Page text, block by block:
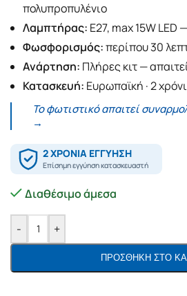
πολυπροπυλένιο
Λαμπτήρας: E27, max 15W LED
Φωσφορισμός:περίπου 30
Ανάρτηση: Πλήρες κιτ —
Κατασκευή: Ευρωπαϊκή · 2
Το φωτιστικό απαιτεί
→
Διαθέσιμο άμεσα
- +
ΠΡΟΣΘΉΚΗ ΣΤΟ